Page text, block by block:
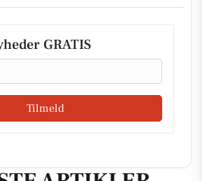
GRATIS
Tilmeld